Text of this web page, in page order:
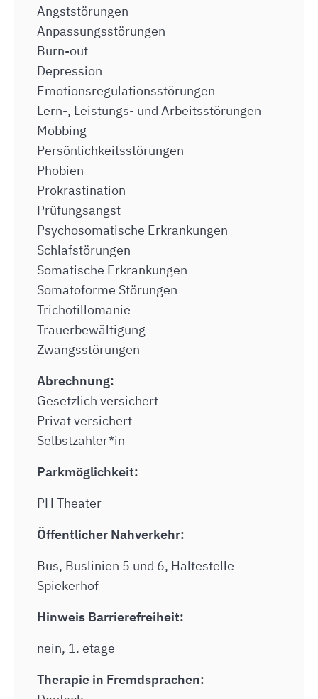
Angststörungen
Anpassungsstörungen
Burn-out
Depression
Emotionsregulationsstörungen
Lern-, Leistungs- und Arbeitsstörungen
Mobbing
Persönlichkeitsstörungen
Phobien
Prokrastination
Prüfungsangst
Psychosomatische Erkrankungen
Schlafstörungen
Somatische Erkrankungen
Somatoforme Störungen
Trichotillomanie
Trauerbewältigung
Zwangsstörungen
Abrechnung:
Gesetzlich versichert
Privat versichert
Selbstzahler*in
Parkmöglichkeit:
PH Theater
Öffentlicher Nahverkehr:
Bus, Buslinien 5 und 6, Haltestelle
Spiekerhof
Hinweis Barrierefreiheit:
nein, 1. etage
Therapie in Fremdsprachen: